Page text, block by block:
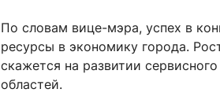
По словам вице-мэра, успех в
ресурсы в экономику города.
скажется на развитии
областей.